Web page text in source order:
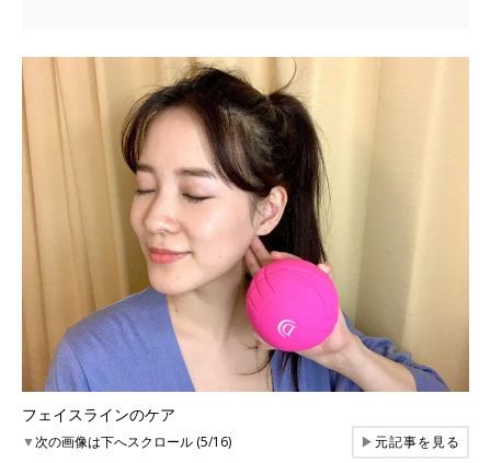
フェイスラインのケア
▼次の画像は下へスクロール (5/16) ▶元記事を見る